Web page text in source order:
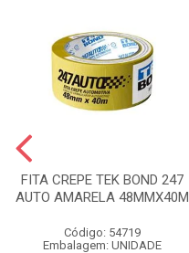
FITA CREPE TEK BOND 247
AUTO AMARELA 48MMX40M
Código: 54719
Embalagem: UNIDADE